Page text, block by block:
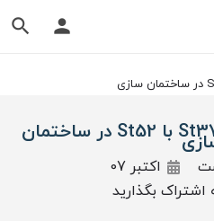
مقایسه عملکرد فولاد St37 با St52 در ساختمان
اکتبر 07
بگذارید